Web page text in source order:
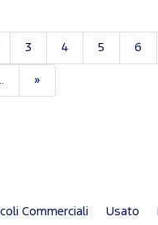
3 4 5 6
»
Commerciali Usato